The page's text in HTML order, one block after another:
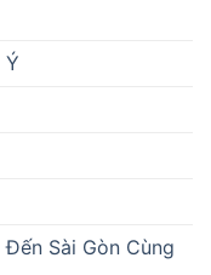
Ý
Sài Gòn Cùng